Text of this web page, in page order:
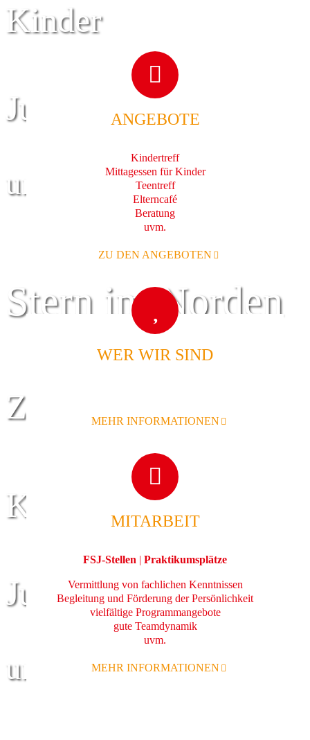
Kinder
Jugend
und Familie
Stern im Norden
Zentrum für
Kinder
Jugend
und Familie
ANGEBOTE
Kindertreff
Mittagessen für Kinder
Teentreff
Elterncafé
Beratung
uvm.
ZU DEN ANGEBOTEN
WER WIR SIND
MEHR INFORMATIONEN
MITARBEIT
FSJ-Stellen | Praktikumsplätze
Vermittlung von fachlichen Kenntnissen
Begleitung und Förderung der Persönlichkeit
vielfältige Programmangebote
gute Teamdynamik
uvm.
MEHR INFORMATIONEN